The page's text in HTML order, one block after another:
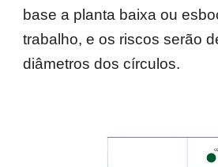
base a planta baixa ou
trabalho, e os riscos serão
diâmetros dos círculos.